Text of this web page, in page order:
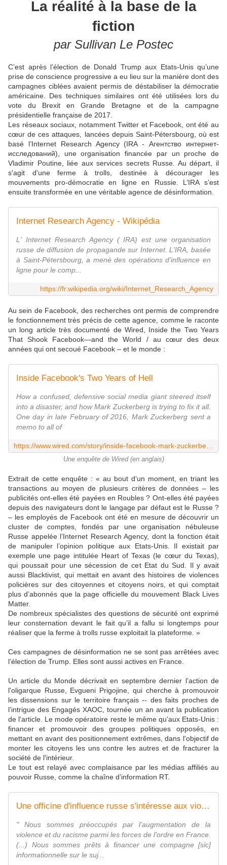
La réalité à la base de la
fiction
par Sullivan Le Postec
C’est après l’élection de Donald Trump aux Etats-Unis qu’une
prise de conscience progressive a eu lieu sur la manière dont des
campagnes ciblées avaient permis de déstabiliser la démocratie
américaine. Des techniques similaires ont été utilisées lors du
vote du Brexit en Grande Bretagne et de la campagne
présidentielle française de 2017.
Les réseaux sociaux, notamment Twitter et Facebook, ont été au
cœur de ces attaques, lancées depuis Saint-Pétersbourg, où est
basé l’Internet Research Agency (IRA - Агентство интернет-
исследований), une organisation financée par un proche de
Vladimir Poutine, liée aux services secrets Russe. Au départ, il
s'agit d'une ferme à trolls, destinée à décourager les
mouvements pro-démocratie en ligne en Russie. L’IRA s’est
ensuite transformée en une véritable agence de désinformation.
Internet Research Agency - Wikipédia
L' Internet Research Agency ( IRA) est une organisation
russe de diffusion de propagande sur Internet. L'IRA, basée
à Saint-Pétersbourg, a mené des opérations d'influence en
ligne pour le comp...
https://fr.wikipedia.org/wiki/Internet_Research_Agency
Au sein de Facebook, des recherches ont permis de comprendre
le fonctionnement très précis de cette agence, comme le raconte
un long article très documenté de Wired, Inside the Two Years
That Shook Facebook—and the World / au cœur des deux
années qui ont secoué Facebook – et le monde :
Inside Facebook's Two Years of Hell
How a confused, defensive social media giant steered itself
into a disaster, and how Mark Zuckerberg is trying to fix it all.
One day in late February of 2016, Mark Zuckerberg sent a
memo to all of
Une enquête de Wired (en anglais)
Extrait de cette enquête : « au bout d’un moment, en triant les
transactions au moyen de plusieurs critères de données – les
publicités ont-elles été payées en Roubles ? Ont-elles été payées
depuis des navigateurs dont le langage par défaut est le Russe ?
– les employés de Facebook ont été en mesure de découvrir un
cluster de comptes, fondés par une organisation nébuleuse
Russe appelée l’Internet Research Agency, dont la fonction était
de manipuler l’opinion politique aux Etats-Unis. Il existait par
exemple une page intitulée Heart of Texas (le cœur du Texas),
qui poussait pour une sécession de cet Etat du Sud. Il y avait
aussi Blacktivist, qui mettait en avant des histoires de violences
policières sur des citoyennes et citoyens noirs, et qui comptait
plus d’abonnés que la page officielle du mouvement Black Lives
Matter.
De nombreux spécialistes des questions de sécurité ont exprimé
leur consternation devant le fait qu’il a fallu si longtemps pour
réaliser que la ferme à trolls russe exploitait la plateforme. »
Ces campagnes de désinformation ne se sont pas arrêtées avec
l’élection de Trump. Elles sont aussi actives en France.
Un article du Monde décrivait en septembre dernier l’action de
l'oligarque Russe, Evgueni Prigojine, qui cherche à promouvoir
les dissensions sur le territoire français -- des faits proches de
l’intrigue des Engagés XAOC, tournée un an avant la publication
de l'article. Le mode opératoire reste le même qu’aux Etats-Unis :
financer et promouvoir des groupes politiques opposés, en
mettant en avant des positionnement extrêmes, dans l'objectif de
monter les citoyens les uns contre les autres et de fracturer la
société de l'intérieur.
Le tout est relayé avec complaisance par les médias affiliés au
pouvoir Russe, comme la chaîne d’information RT.
Une officine d'influence russe s'intéresse aux violences policières en France
" Nous sommes préoccupés par l'augmentation de la
violence et du racisme parmi les forces de l'ordre en France.
(...) Nous sommes prêts à financer une compagne [sic]
informationnelle sur le suj...